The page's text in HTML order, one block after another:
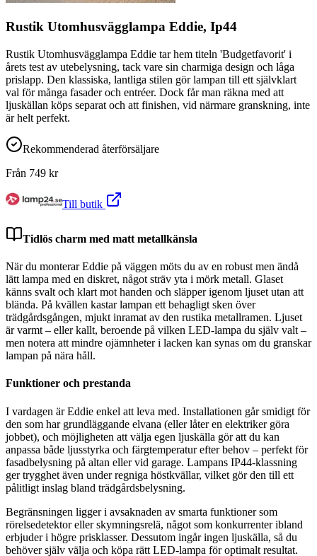
Rustik Utomhusvägglampa Eddie, Ip44
Rustik Utomhusvägglampa Eddie tar hem titeln 'Budgetfavorit' i
årets test av utebelysning, tack vare sin charmiga design och låga
prislapp. Den klassiska, lantliga stilen gör lampan till ett självklart
val för många fasader och entréer. Dock får man räkna med att
ljuskällan köps separat och att finishen, vid närmare granskning, inte
är helt perfekt.
Rekommenderad återförsäljare
Från 749 kr
Till butik
Tidlös charm med matt metallkänsla
När du monterar Eddie på väggen möts du av en robust men ändå
lätt lampa med en diskret, något sträv yta i mörk metall. Glaset
känns svalt och klart mot handen och släpper igenom ljuset utan att
blända. På kvällen kastar lampan ett behagligt sken över
trädgårdsgången, mjukt inramat av den rustika metallramen. Ljuset
är varmt – eller kallt, beroende på vilken LED-lampa du själv valt –
men notera att mindre ojämnheter i lacken kan synas om du granskar
lampan på nära håll.
Funktioner och prestanda
I vardagen är Eddie enkel att leva med. Installationen går smidigt för
den som har grundläggande elvana (eller låter en elektriker göra
jobbet), och möjligheten att välja egen ljuskälla gör att du kan
anpassa både ljusstyrka och färgtemperatur efter behov – perfekt för
fasadbelysning på altan eller vid garage. Lampans IP44-klassning
ger trygghet även under regniga höstkvällar, vilket gör den till ett
pålitligt inslag bland trädgårdsbelysning.
Begränsningen ligger i avsaknaden av smarta funktioner som
rörelsedetektor eller skymningsrelä, något som konkurrenter ibland
erbjuder i högre prisklasser. Dessutom ingår ingen ljuskälla, så du
behöver själv välja och köpa rätt LED-lampa för optimalt resultat.